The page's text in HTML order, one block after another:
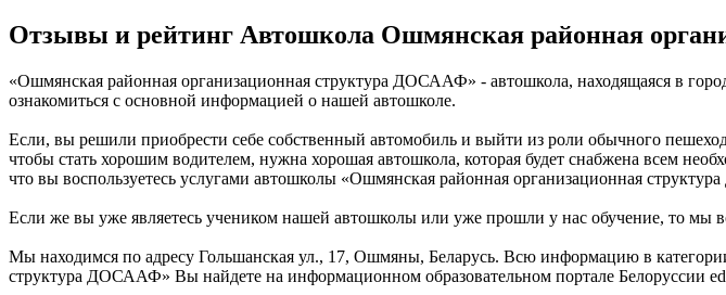
Отзывы и рейтинг Автошкола Ошмянская районная
«Ошмянская районная организационная структура ДОСААФ» - автошкола, находящаяся в
ознакомиться с основной информацией о нашей автошколе.
Если, вы решили приобрести себе собственный автомобиль и выйти из роли обычного
чтобы стать хорошим водителем, нужна хорошая автошкола, которая будет снабжена всем
что вы воспользуетесь услугами автошколы «Ошмянская районная организационная
Если же вы уже являетесь учеником нашей автошколы или уже прошли у нас обучение, то мы
Мы находимся по адресу Гольшанская ул., 17, Ошмяны, Беларусь. Всю информацию в
структура ДОСААФ» Вы найдете на информационном образовательном портале Белоруссии